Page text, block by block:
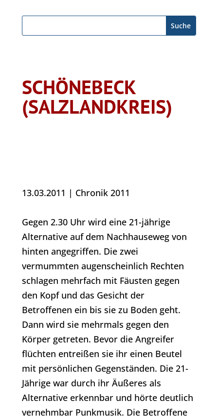
SCHÖNEBECK
(SALZLANDKREIS)
13.03.2011 | Chronik 2011
Gegen 2.30 Uhr wird eine 21-jährige
Alternative auf dem Nachhauseweg von
hinten angegriffen. Die zwei
vermummten augenscheinlich Rechten
schlagen mehrfach mit Fäusten gegen
den Kopf und das Gesicht der
Betroffenen ein bis sie zu Boden geht.
Dann wird sie mehrmals gegen den
Körper getreten. Bevor die Angreifer
flüchten entreißen sie ihr einen Beutel
mit persönlichen Gegenständen. Die 21-
Jährige war durch ihr Äußeres als
Alternative erkennbar und hörte deutlich
vernehmbar Punkmusik. Die Betroffene